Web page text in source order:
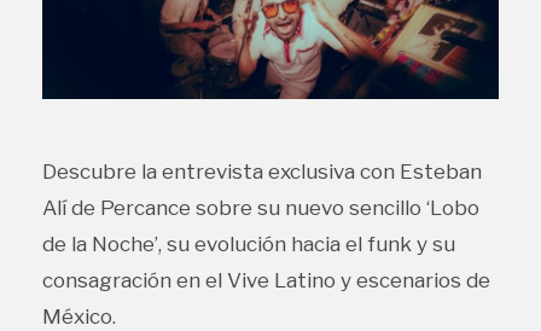
Descubre la entrevista exclusiva con Esteban
Alí de Percance sobre su nuevo sencillo ‘Lobo
de la Noche’, su evolución hacia el funk y su
consagración en el Vive Latino y escenarios de
México.